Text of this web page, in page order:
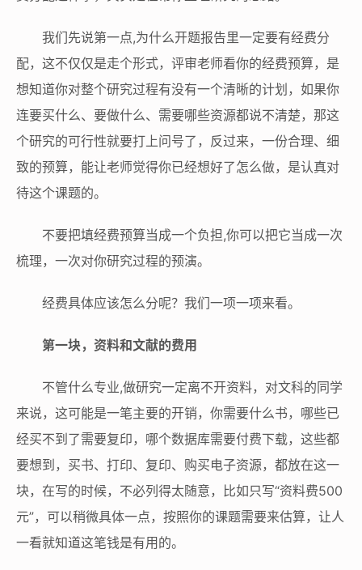
我们先说第一点,为什么开题报告里一定要有经费分
配，这不仅仅是走个形式，评审老师看你的经费预算，是
想知道你对整个研究过程有没有一个清晰的计划，如果你
连要买什么、要做什么、需要哪些资源都说不清楚，那这
个研究的可行性就要打上问号了，反过来，一份合理、细
致的预算，能让老师觉得你已经想好了怎么做，是认真对
待这个课题的。
不要把填经费预算当成一个负担,你可以把它当成一次
梳理，一次对你研究过程的预演。
经费具体应该怎么分呢？我们一项一项来看。
第一块，资料和文献的费用
不管什么专业,做研究一定离不开资料，对文科的同学
来说，这可能是一笔主要的开销，你需要什么书，哪些已
经买不到了需要复印，哪个数据库需要付费下载，这些都
要想到，买书、打印、复印、购买电子资源，都放在这一
块，在写的时候，不必列得太随意，比如只写“资料费500
元”，可以稍微具体一点，按照你的课题需要来估算，让人
一看就知道这笔钱是有用的。